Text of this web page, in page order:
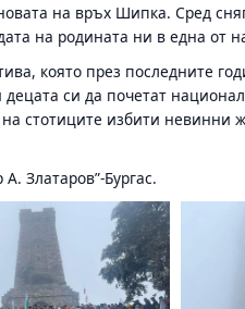
на връх Шипка. Сред
на родината ни в една от
която през последните
си да почетат
стотиците избити невинни
Златаров”-Бургас.